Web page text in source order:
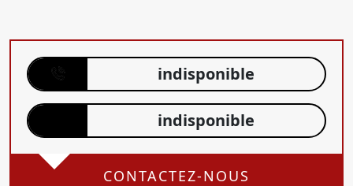
indisponible
indisponible
CONTACTEZ-NOUS